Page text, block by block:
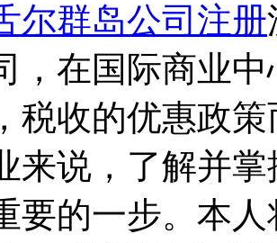
尔群岛公司注册
，在国际商业
税收的优惠政
来说，了解并
要的一步。本